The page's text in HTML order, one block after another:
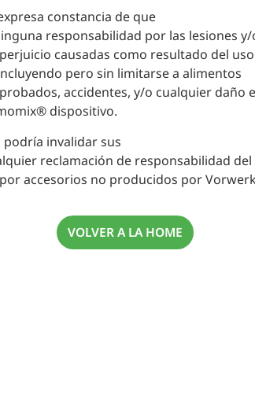
constancia de que
responsabilidad por las lesiones y/
causadas como resultado del
pero sin limitarse a alimentos
accidentes, y/o cualquier daño
dispositivo.
invalidar sus
reclamación de responsabilidad del
accesorios no producidos por
VOLVER A LA HOME